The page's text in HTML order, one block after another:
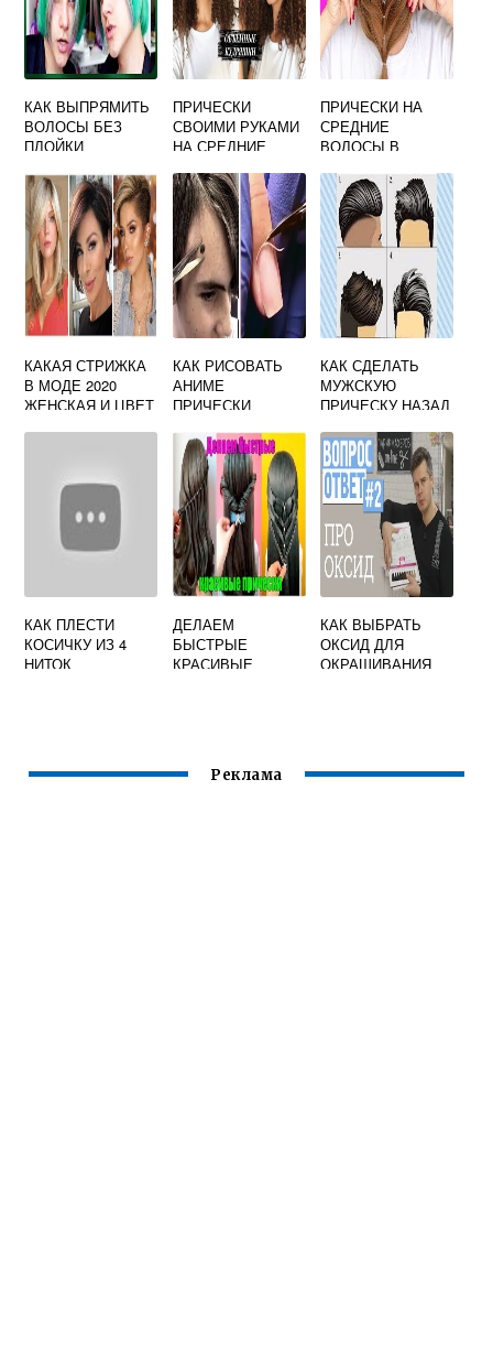
КАК ВЫПРЯМИТЬ
ВОЛОСЫ БЕЗ
ПЛОЙКИ
ПРИЧЕСКИ
СВОИМИ РУКАМИ
НА СРЕДНИЕ
ДОМАШНИХ
УСЛОВИЯХ
ВИДЕО
ПРИЧЕСКИ НА
СРЕДНИЕ
ВОЛОСЫ В
УСЛОВИЯХ ДЛЯ
ДЕВОЧЕК
КАКАЯ СТРИЖКА
В МОДЕ 2020
ЖЕНСКАЯ И ЦВЕТ
КАК РИСОВАТЬ
АНИМЕ
ПРИЧЕСКИ
КАК СДЕЛАТЬ
МУЖСКУЮ
ПРИЧЕСКУ НАЗАД
КАК ПЛЕСТИ
КОСИЧКУ ИЗ 4
НИТОК
ДЕЛАЕМ
БЫСТРЫЕ
КРАСИВЫЕ
КАК ВЫБРАТЬ
ОКСИД ДЛЯ
ОКРАШИВАНИЯ
Реклама